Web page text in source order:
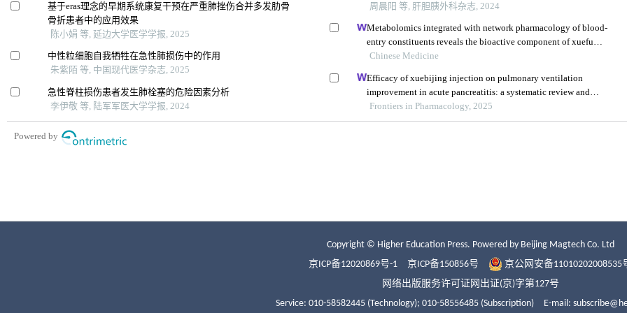
Copyright © Higher Education Press. Powered by Beijing Magtech Co. Ltd
京ICP备12020869号-1
京ICP备150856号
京公网安备11010202008535
网络出版服务许可证网出证(京)字第127号
Service: 010-58582445 (Technology); 010-58556485 (Subscription) E-mail: